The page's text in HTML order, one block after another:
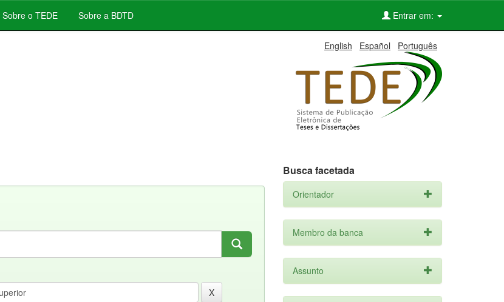
Sobre o TEDE Sobre a BDTD Entrar em:
English Español Português
Busca facetada
Orientador
Membro da banca
Assunto